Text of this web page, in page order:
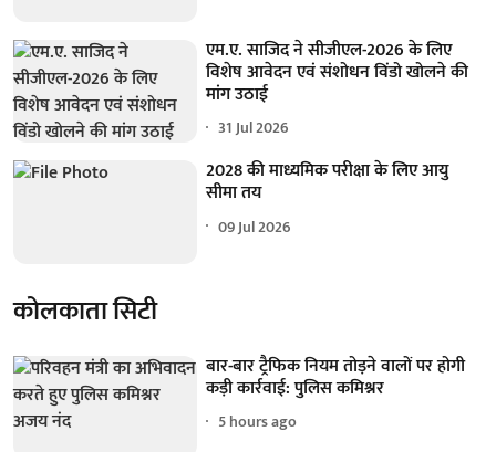
एम.ए. साजिद ने सीजीएल-2026 के लिए
विशेष आवेदन एवं संशोधन विंडो खोलने की
मांग उठाई
31 Jul 2026
2028 की माध्यमिक परीक्षा के लिए आयु
सीमा तय
09 Jul 2026
कोलकाता सिटी
बार-बार ट्रैफिक नियम तोड़ने वालों पर होगी
कड़ी कार्रवाई: पुलिस कमिश्नर
5 hours ago